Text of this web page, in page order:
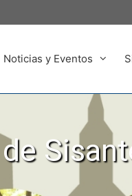
Noticias y Eventos